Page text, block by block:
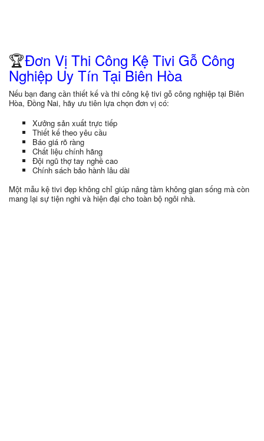
🏆Đơn Vị Thi Công Kệ Tivi Gỗ Công
Nghiệp Uy Tín Tại Biên Hòa
Nếu bạn đang cần thiết kế và thi công kệ tivi gỗ công nghiệp tại Biên
Hòa, Đồng Nai, hãy ưu tiên lựa chọn đơn vị có:
Xưởng sản xuất trực tiếp
Thiết kế theo yêu cầu
Báo giá rõ ràng
Chất liệu chính hãng
Đội ngũ thợ tay nghề cao
Chính sách bảo hành lâu dài
Một mẫu kệ tivi đẹp không chỉ giúp nâng tầm không gian sống mà còn
mang lại sự tiện nghi và hiện đại cho toàn bộ ngôi nhà.